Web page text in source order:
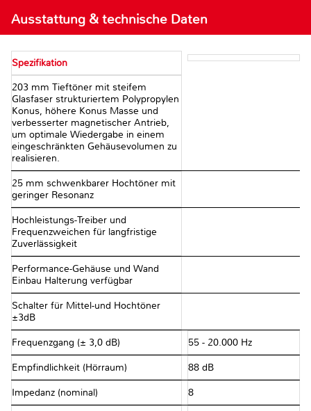
Ausstattung & technische Daten
Spezifikation
203 mm Tieftöner mit steifem
Glasfaser strukturiertem Polypropylen
Konus, höhere Konus Masse und
verbesserter magnetischer Antrieb,
um optimale Wiedergabe in einem
eingeschränkten Gehäusevolumen zu
realisieren.
25 mm schwenkbarer Hochtöner mit
geringer Resonanz
Hochleistungs-Treiber und
Frequenzweichen für langfristige
Zuverlässigkeit
Performance-Gehäuse und Wand
Einbau Halterung verfügbar
Schalter für Mittel-und Hochtöner
±3dB
Frequenzgang (± 3,0 dB) 55 - 20.000 Hz
Empfindlichkeit (Hörraum) 88 dB
Impedanz (nominal) 8 Ω